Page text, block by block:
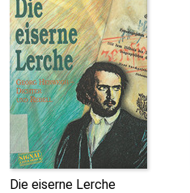
Die eiserne Lerche